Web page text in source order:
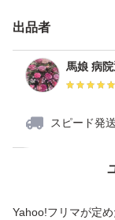
出品者
馬娘 病
スピード発送
Yahoo!フリマが定
価格の